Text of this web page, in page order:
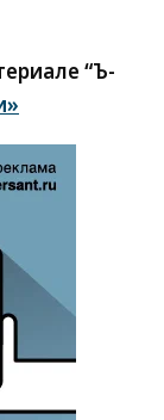
“Ъ-